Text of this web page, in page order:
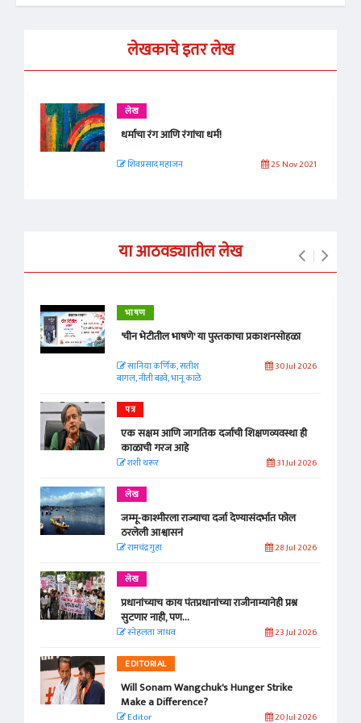
लेखकाचे इतर लेख
लेख
धर्माचा रंग आणि रंगांचा धर्म!
शिवप्रसाद महाजन 25 Nov 2021
या आठवड्यातील लेख
भाषण
'चीन भेटीतील भाषणे' या पुस्तकाचा प्रकाशनसोहळा
सानिया कर्णिक, सतीश
बागल, नीती बडवे, भानू काळे
30 Jul 2026
पत्र
एक सक्षम आणि जागतिक दर्जाची शिक्षणव्यवस्था ही
काळाची गरज आहे
शशी थरूर 31 Jul 2026
लेख
जम्मू-काश्मीरला राज्याचा दर्जा देण्यासंदर्भात फोल
ठरलेली आश्वासनं
रामचंद्र गुहा 28 Jul 2026
लेख
प्रधानांच्याच काय पंतप्रधानांच्या राजीनाम्यानेही प्रश्न
सुटणार नाही, पण...
स्नेहलता जाधव 23 Jul 2026
EDITORIAL
Will Sonam Wangchuk's Hunger Strike
Make a Difference?
Editor 20 Jul 2026